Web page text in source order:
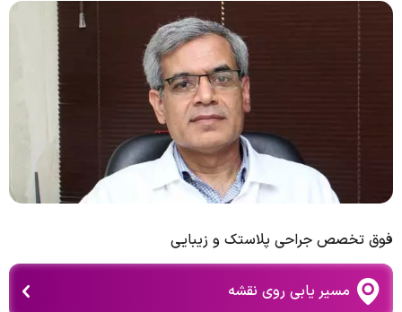
فوق تخصص جراحی پلاستک و زیبایی
مسیر یابی روی نقشه